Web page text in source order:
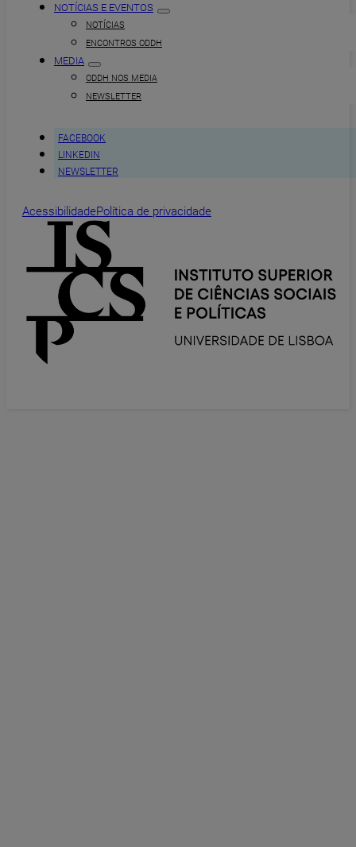
NOTÍCIAS E EVENTOS
NOTÍCIAS
ENCONTROS ODDH
MEDIA
ODDH NOS MEDIA
NEWSLETTER
FACEBOOK
LINKEDIN
NEWSLETTER
AcessibilidadePolítica de privacidade